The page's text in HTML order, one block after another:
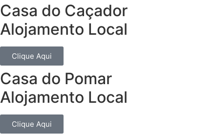
Casa do Caçador
Alojamento Local
Clique Aqui
Casa do Pomar
Alojamento Local
Clique Aqui